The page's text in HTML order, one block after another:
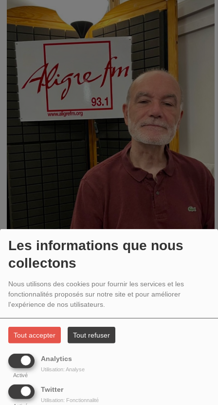
Les informations que nous
collectons
Nous utilisons des cookies pour fournir les services et les
fonctionnalités proposés sur notre site et pour améliorer
l'expérience de nos utilisateurs.
Tout accepter Tout refuser
Analytics
Activé
Utilisation: Analyse
Twitter
Utilisation: Fonctionnalité
Jean-Pierre Filiu est professeur des universités ne histoire du Moyen-Orient à
sciences Po Paris, où il donne depuis des années des cours d'introduction à la
question palestinienne. ,Il a écrit de nombreux ouvrages sur ce sujet dont une
"Histoire de Gaza" et " Main basse sur Israël, Nétanyahou et la fin du rêve
sioniste" publiés aux éditions de la Découverte.